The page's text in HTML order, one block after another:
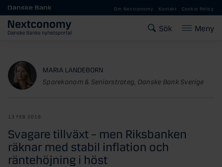
Gå till huvudinnehåll
Om Nextconomy Kontakt Cookie Policy
Sök Meny
MARIA LANDEBORN
Sparekonom & Seniorstrateg, Danske Bank Sverige
13 FEB 2019
Svagare tillväxt – men Riksbanken
räknar med stabil inflation och
räntehöjning i höst